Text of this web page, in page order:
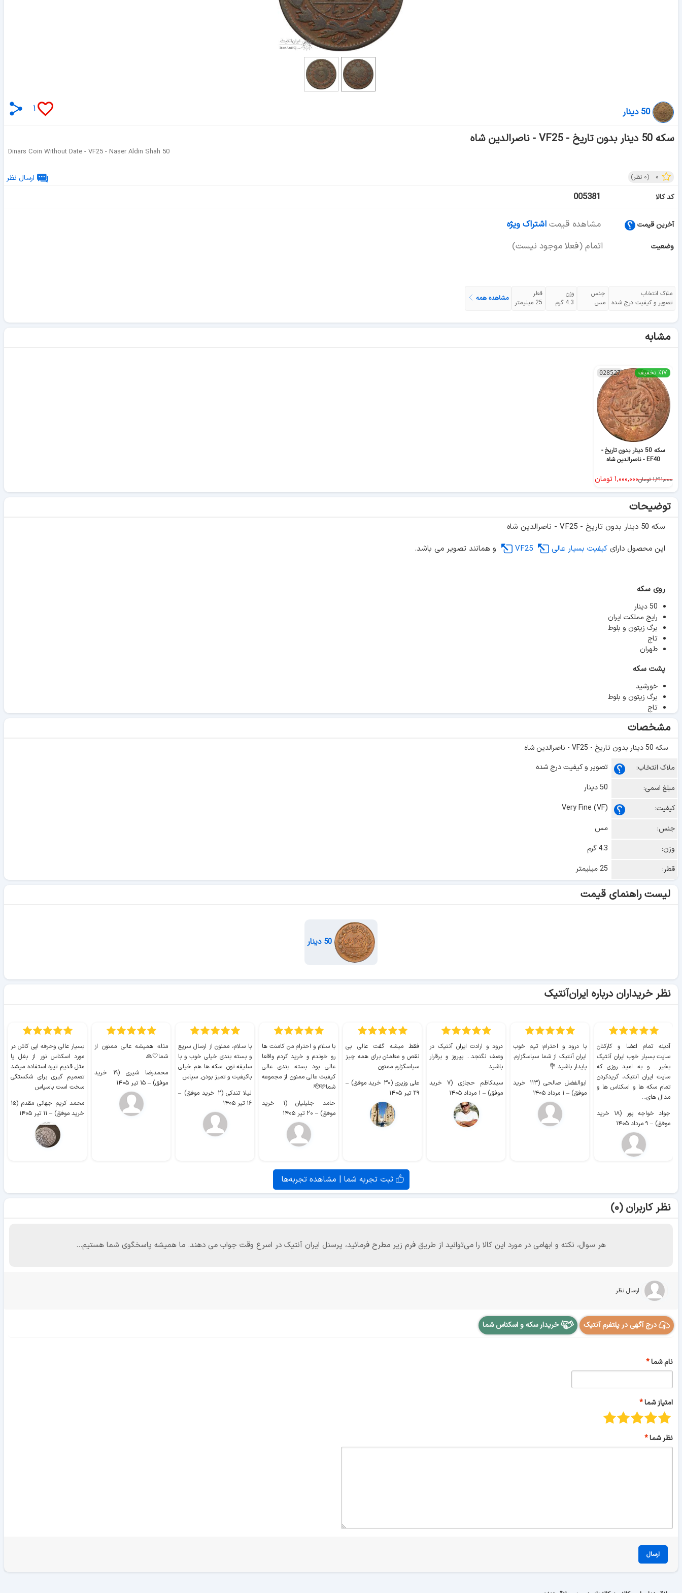
۱ 50 دینار
سکه 50 دینار بدون تاریخ - VF25 - ناصرالدین شاه
50 Dinars Coin Without Date - VF25 - Naser Aldin Shah
۰ (۰ نظر)
ارسال نظر
کد کالا
005381
آخرین قیمت مشاهده قیمت اشتراک ویژه
وضعیت اتمام (فعلا موجود نیست)
ملاک انتخاب
تصویر و کیفیت درج شده
جنس
مس
وزن
4.3 گرم
قطر
25 میلیمتر
مشاهده همه
مشابه
028527
سکه 50 دینار بدون تاریخ -
EF40 - ناصرالدین شاه
٪۱۷ تخفیف
۱,۲۱۱,۰۰۰ تومان۱,۰۰۰,۰۰۰ تومان
توضیحات
سکه 50 دینار بدون تاریخ - VF25 - ناصرالدین شاه
این محصول دارای کیفیت بسیار عالی و همانند تصویر می باشد.
روی سکه
50 دینار
رایج مملکت ایران
برگ زیتون و بلوط
تاج
طهران
پشت سکه
خورشید
برگ زیتون و بلوط
تاج
مشخصات
سکه 50 دینار بدون تاریخ - VF25 - ناصرالدین شاه
ملاک انتخاب:
تصویر و کیفیت درج شده
مبلغ اسمی:
50 دینار
کیفیت:
Very Fine (VF)
جنس:
مس
وزن:
4.3 گرم
قطر:
25 میلیمتر
لیست راهنمای قیمت
نظر خریداران درباره ایران‌آنتیک
آدینه تمام اعضا و کارکنان
سایت بسیار خوب ايران آنتیک
بخیر... و به امید روزی که
سایت ايران آنتیک، گریدکردن
تمام سکه ها و اسکناس ها و
مدال های...
جواد خواجه پور (۱۸ خرید
موفق) – ۹ مرداد ۱۴۰۵
با درود و احترام؛ تیم خوب
ایران آنتیک از شما سپاسگزارم.
پایدار باشید 💐
ابوالفضل صالحی (۱۱۳ خرید
موفق) – ۱ مرداد ۱۴۰۵
درود و ارادت ایران آنتیک در
وصف نگنجد... پیروز و برقرار
باشید
سیدکاظم حجازی (۷ خرید
موفق) – ۱ مرداد ۱۴۰۵
فقط میشه گفت عالی بی
نقص و مطمئن برای همه چیز
سپاسگزارم ممنون
علی وزیری (۳۰ خرید موفق)
–
۲۹ تیر ۱۴۰۵
با سلام و احترام من کامنت ها
رو خوندم و خرید کردم واقعا
عالی بود بسته بندی عالی
کیفیت عالی ممنون از مجموعه
شما🫡🩷
حامد جلیلیان (۱ خرید
موفق) – ۲۰ تیر ۱۴۰۵
با سلام، ممنون از ارسال سریع
و بسته بندی خیلی خوب و با
سلیقه تون. سکه ها هم خیلی
باکیفیت و تمیز بودن. سپاس
لیلا تندکی (۲ خرید موفق)
–
۱۶ تیر ۱۴۰۵
مثله همیشه عالی ممنون از
شما🤍🙏
محمدرضا شیری (۱۹ خرید
موفق) – ۱۵ تیر ۱۴۰۵
بسیار عالی وحرفه ایی کاش در
مورد اسکناس نور از بغل یا
مثل قدیم تیره استفاده میشد
تصمیم گیری برای شکستگی
سخت است باسپاس
محمد کریم جهانی مقدم (۱۵
خرید موفق) – ۱۱ تیر ۱۴۰۵
ثبت تجربه شما | مشاهده تجربه‌ها
نظر کاربران (۰)
هر سوال، نکته و ابهامی در مورد این کالا را می‌توانید از طریق فرم زیر مطرح فرمائید، پرسنل ایران آنتیک در اسرع وقت جواب می دهند. ما همیشه پاسخگوی شما هستیم...
ارسال نظر
درج آگهی در پلتفرم آنتیک خریدار سکه و اسکناس شما
نام شما
امتیاز شما
نظر شما
ارسال